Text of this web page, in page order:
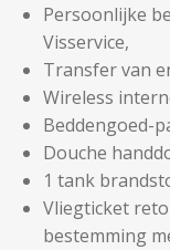
Persoonlijke
Visservice,
Transfer van
Wireless
Beddengoed-
Douche
1 tank
Vliegticket
bestemming